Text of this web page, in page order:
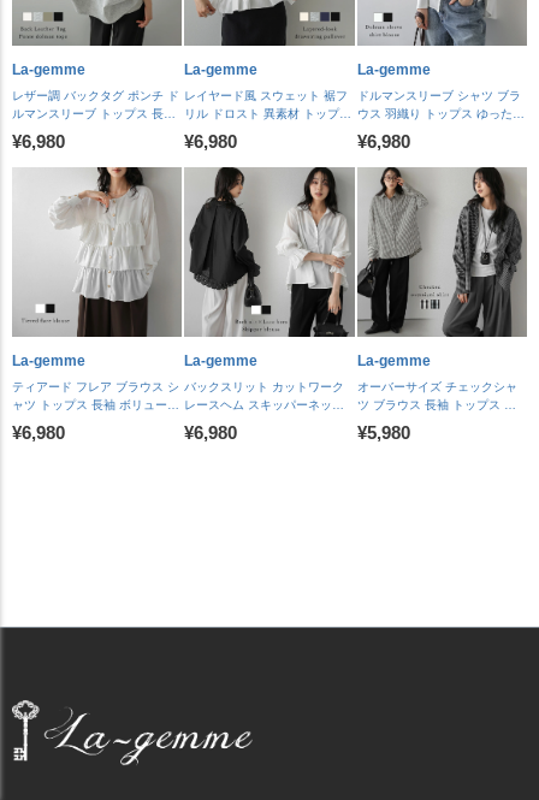
La-gemme
レザー調 バックタグ ポンチ ド
ルマンスリーブ トップス 長袖
ラウンドヘム サイドタック レ
ディース おすすめ おしゃれ
2026秋冬新作 【lstpaw26-
2333】【予約販売：8月27日
入荷予定順次発送】【送料無
¥6,980
La-gemme
レイヤード風 スウェット 裾フ
リル ドロスト 異素材 トップス
ーストリング レディース おす
すめ おしゃれ 2026 秋冬新作
【lstpaw26-2331】【予約販
売：8月27日入荷予定順次発
送】【送料無料】メ込2
¥6,980
La-gemme
ドルマンスリーブ シャツ ブラ
ウス 羽織り トップス ゆったり
カバー 通勤 抜け感 レディース
おすすめ おしゃれ 2026秋冬新
作 【lstpaw26-2350】【予約販
売：8月27日入荷予定順次発
送】【送料無料】メ込2
¥6,980
La-gemme
ティアード フレア ブラウス シ
ャツ トップス 長袖 ボリューム
上品 レディース おすすめ おし
¥6,980
La-gemme
バックスリット カットワーク
レースヘム スキッパーネック
ーブ シャーリング レース裾 バ
¥6,980
La-gemme
オーバーサイズ チェックシャ
ツ ブラウス 長袖 トップス 長
ド 体型カバー ロングシーズン
¥5,980